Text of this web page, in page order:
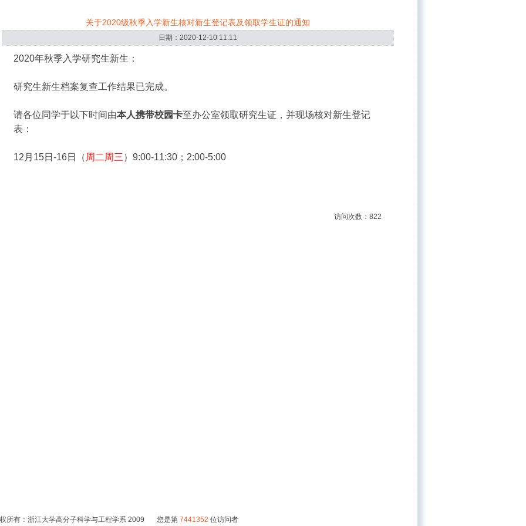
关于2020级秋季入学新生核对新生登记表及领取学生证的通知
日期：2020-12-10 11:11
2020年秋季入学研究生新生：
研究生新生档案复查工作结果已完成。
请各位同学于以下时间由本人携带校园卡至办公室领取研究生证，并现场核对新生登记
表：
12月15日-16日（ 周二周三）9:00-11:30；2:00-5:00
访问次数：822
所有：浙江大学高分子科学与工程学系 2009 您是第 7441352 位访问者